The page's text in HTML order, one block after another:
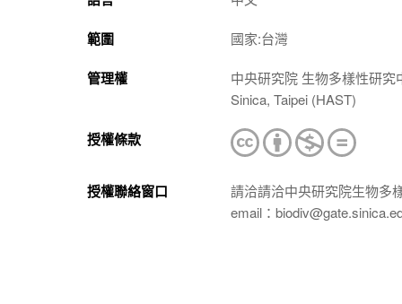
範圍 國家:台灣
管理權
中央研究院 生物多樣性研究
Sinica, Taipei (HAST)
授權條款
授權聯絡窗口
請洽請洽中央研究院生物多
email：